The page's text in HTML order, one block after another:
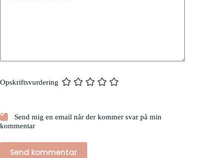
Opskriftsvurdering
Send mig en email når der kommer svar på min
kommentar
Send kommentar